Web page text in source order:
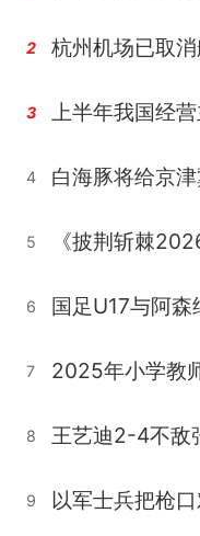
2 杭州机场已取
3
4 白海豚将给京
5 《披荆斩棘
6
7 2025年小学教
8 王艺迪2-4不敌
9 以军士兵把枪